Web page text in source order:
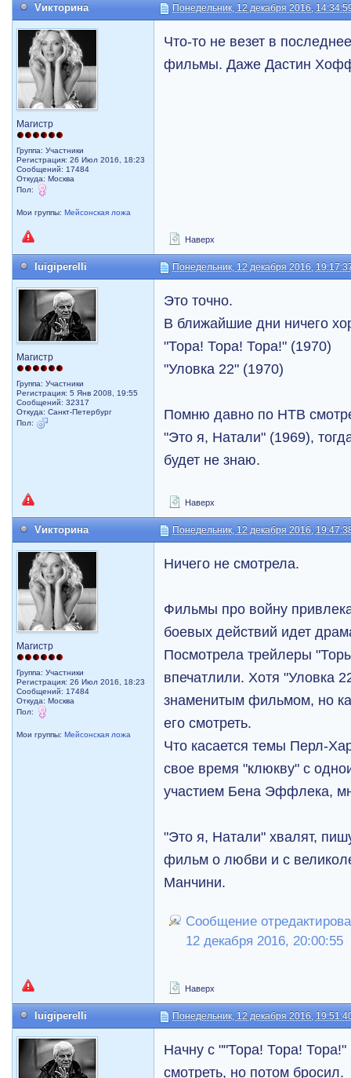
Vикторина Понедельник, 12 декабря 2016,
Магистр
Группа: Участники
Регистрация: 26 Июл 2016, 18:23
Сообщений: 17484
Откуда: Москва
Пол:
Мои группы:Мейсонская ложа
Что-то не везет в
фильмы. Даже Дастин
Наверх
luigiperelli Понедельник, 12 декабря 2016,
Магистр
Группа: Участники
Регистрация: 5 Янв 2008, 19:55
Сообщений: 32317
Откуда: Санкт-Петербург
Пол:
Это точно.
В ближайшие дни ничего
"Тора! Тора! Тора!" (1970)
"Уловка 22" (1970)
Помню давно по НТВ
"Это я, Натали" (1969),
будет не знаю.
Наверх
Vикторина Понедельник, 12 декабря 2016,
Магистр
Группа: Участники
Регистрация: 26 Июл 2016, 18:23
Сообщений: 17484
Откуда: Москва
Пол:
Мои группы:Мейсонская ложа
Ничего не смотрела.
Фильмы про войну
боевых действий идет
Посмотрела трейлеры
впечатлили. Хотя "Уловка
знаменитым фильмом, но
его смотреть.
Что касается темы Перл-
свое время "клюкву" с
участием Бена Эффлека,
"Это я, Натали" хвалят,
фильм о любви и с
Манчини.
Сообщение
12 декабря 2016, 20:00:55
Наверх
luigiperelli Понедельник, 12 декабря 2016,
Начну с ""Тора! Тора! Тора!"
смотреть, но потом бросил.